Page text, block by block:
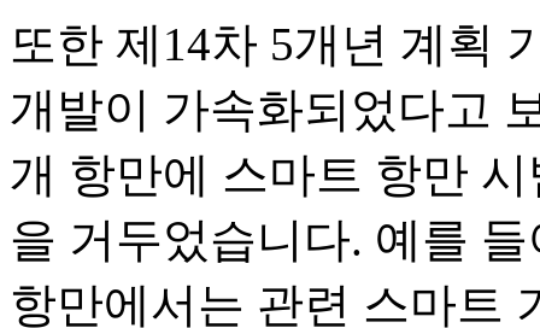
또한 제14차 5개년 계획
개발이 가속화되었다고
개 항만에 스마트 항만
을 거두었습니다. 예를
항만에서는 관련 스마트